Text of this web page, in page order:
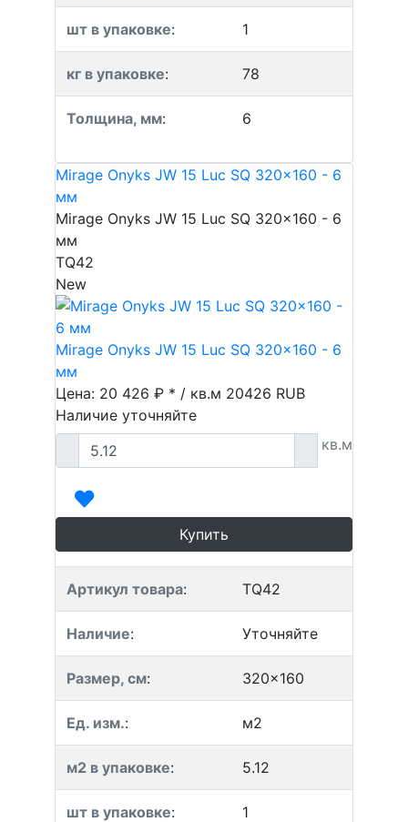
шт в упаковке: 1
кг в упаковке: 78
Толщина, мм: 6
Mirage Onyks JW 15 Luc SQ 320x160 - 6
мм
Mirage Onyks JW 15 Luc SQ 320x160 - 6
мм
TQ42
New
Mirage Onyks JW 15 Luc SQ 320x160 - 6
мм
Цена: 20 426 ₽ * / кв.м 20426 RUB
Наличие уточняйте
кв.м
Купить
Артикул товара: TQ42
Наличие: Уточняйте
Размер, см: 320x160
Ед. изм.: м2
м2 в упаковке: 5.12
шт в упаковке: 1